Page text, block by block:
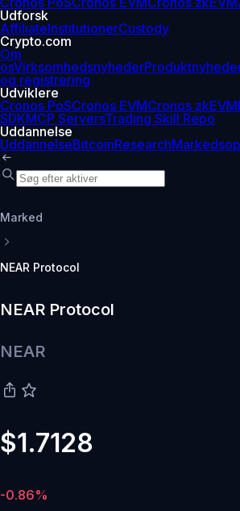
Udforsk
AffiliateInstitutionerCustody
Crypto.com
Om
osVirksomhedsnyheder
og registrering
Udviklere
Cronos PoSCronos EVMCronos zkEVM
SDKMCP ServersTrading Skill Repo
Uddannelse
UddannelseBitcoinResearch
Marked
NEAR Protocol
NEAR Protocol
NEAR
$1.7128
-0.86%